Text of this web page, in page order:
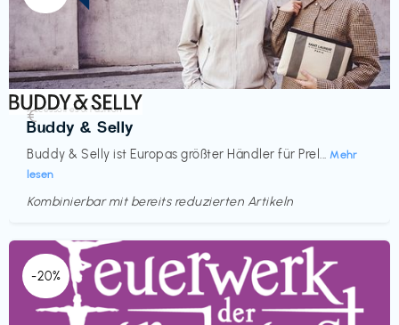
Accessoires & Fashion
Buddy & Selly
Buddy & Selly ist Europas größter Händler für Prel... Mehr
lesen
€‎
Kombinierbar mit bereits reduzierten Artikeln
-20%